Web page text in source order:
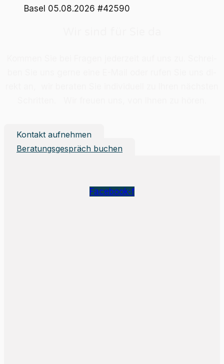
Basel 05.08.2026 #42590
Kontakt aufnehmen
Beratungsgespräch buchen
Facebook-f